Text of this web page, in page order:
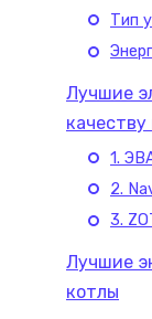
Тип
Лучшие
1.
2.
3.
Лучшие
котлы